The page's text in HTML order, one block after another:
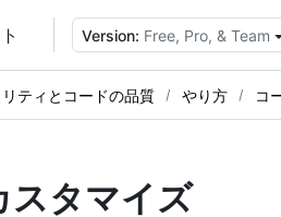
Version: Free, Pro, & Team
ティとコードの品質 やり方 コ
スタマイズ